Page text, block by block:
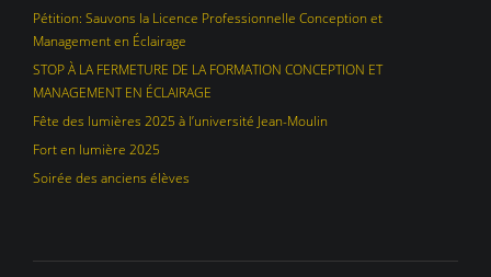
Pétition: Sauvons la Licence Professionnelle Conception et
Management en Éclairage
STOP À LA FERMETURE DE LA FORMATION CONCEPTION ET
MANAGEMENT EN ÉCLAIRAGE
Fête des lumières 2025 à l’université Jean-Moulin
Fort en lumière 2025
Soirée des anciens élèves